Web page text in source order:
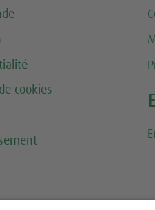
cookies